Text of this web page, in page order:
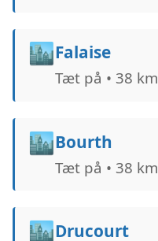
🏙️Falaise
Tæt på • 38 km
🏙️Bourth
Tæt på • 38 km
🏙️Drucourt